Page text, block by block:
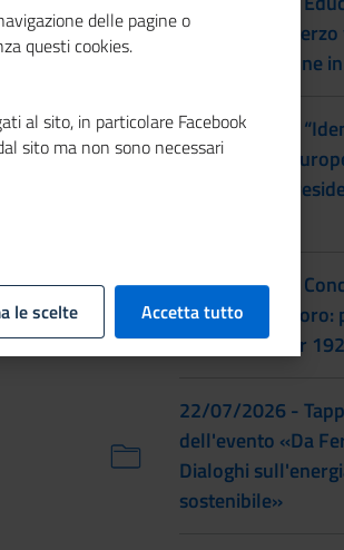
al femminile:
progetto "Donne
28/07/2026 -
integrazione
lancio della
22/07/2026 -
familiare e lavoro:
prassi UNI/Pdr
22/07/2026 -
dell'evento «Da
Dialoghi
sostenibile»
delle pagine o
questi cookies.
al sito, in particolare Facebook
sito ma non sono necessari
le scelte Accetta tutto